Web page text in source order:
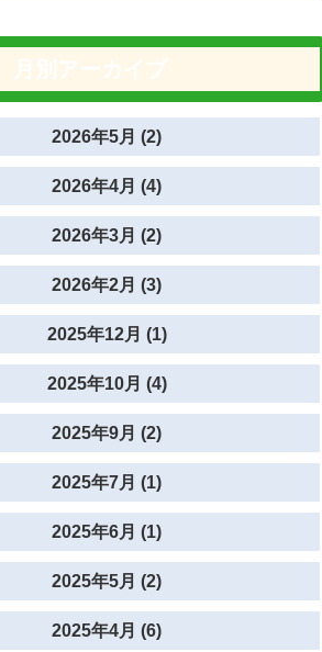
2026年5月 (2)
2026年4月 (4)
2026年3月 (2)
2026年2月 (3)
2025年12月 (1)
2025年10月 (4)
2025年9月 (2)
2025年7月 (1)
2025年6月 (1)
2025年5月 (2)
2025年4月 (6)